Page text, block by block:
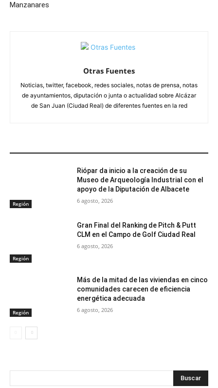
Manzanares
Otras Fuentes
Noticias, twitter, facebook, redes sociales, notas de prensa, notas
de ayuntamientos, diputación o junta o actualidad sobre Alcázar
de San Juan (Ciudad Real) de diferentes fuentes en la red
Región
Riópar da inicio a la creación de su
Museo de Arqueología Industrial con el
apoyo de la Diputación de Albacete
6 agosto, 2026
Región
Gran Final del Ranking de Pitch & Putt
CLM en el Campo de Golf Ciudad Real
6 agosto, 2026
Región
Más de la mitad de las viviendas en cinco
comunidades carecen de eficiencia
energética adecuada
6 agosto, 2026
Buscar